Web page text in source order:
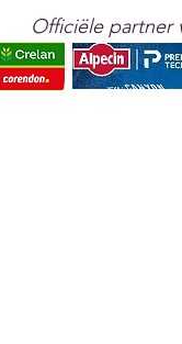
Officiële partner